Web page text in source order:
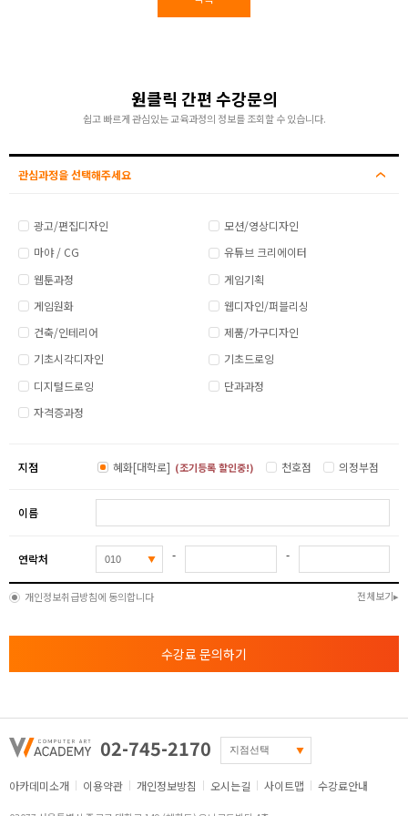
원클릭 간편 수강문의
쉽고 빠르게 관심있는 교육과정의 정보를 조회할 수 있습니다.
관심과정을 선택해주세요
광고/편집디자인
모션/영상디자인
마야 / CG
유튜브 크리에이터
웹툰과정
게임기획
게임원화
웹디자인/퍼블리싱
건축/인테리어
제품/가구디자인
기초시각디자인
기초드로잉
디지털드로잉
단과과정
자격증과정
지점 혜화[대학로] (조기등록 할인중!) 천호점 의정부점
이름
연락처 - -
개인정보취급방침에 동의합니다 전체보기
수강료 문의하기
02-745-2170
아카데미소개 이용약관 개인정보방침 오시는길 사이트맵 수강료안내